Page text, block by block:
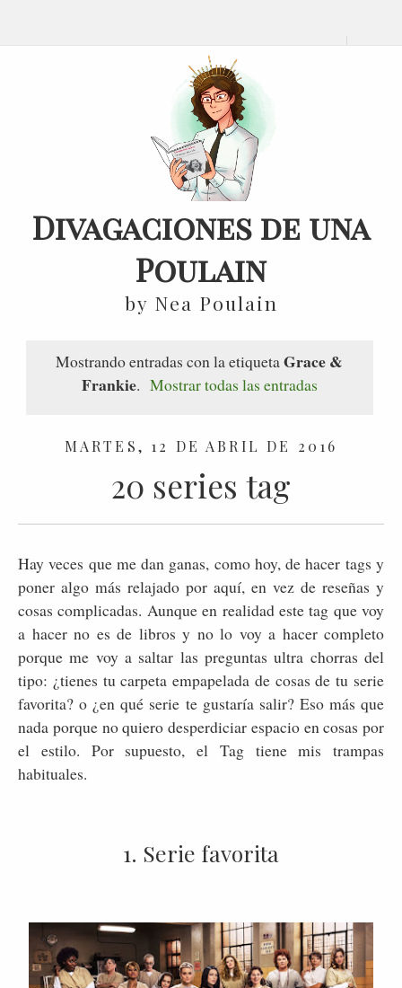
Divagaciones de una
Poulain
by Nea Poulain
Mostrando entradas con la etiquetaGrace &
Frankie. Mostrar todas las entradas
MARTES, 12 DE ABRIL DE 2016
20 series tag
Hay veces que me dan ganas, como hoy, de hacer tags y
poner algo más relajado por aquí, en vez de reseñas y
cosas complicadas. Aunque en realidad este tag que voy
a hacer no es de libros y no lo voy a hacer completo
porque me voy a saltar las preguntas ultra chorras del
tipo: ¿tienes tu carpeta empapelada de cosas de tu serie
favorita? o ¿en qué serie te gustaría salir? Eso más que
nada porque no quiero desperdiciar espacio en cosas por
el estilo. Por supuesto, el Tag tiene mis trampas
habituales.
1. Serie favorita